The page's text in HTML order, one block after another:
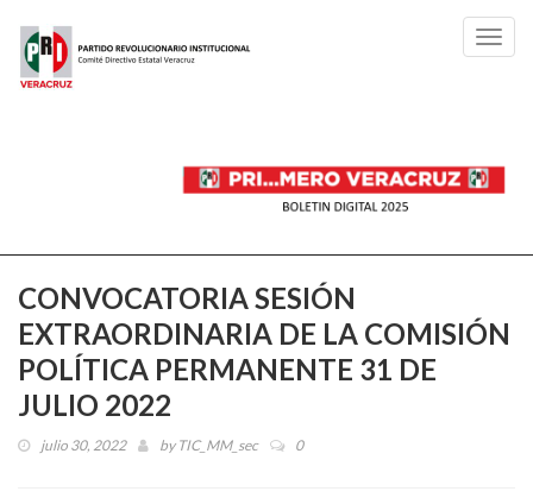
CONVOCATORIA SESIÓN
EXTRAORDINARIA DE LA COMISIÓN
POLÍTICA PERMANENTE 31 DE
JULIO 2022
julio 30, 2022 by TIC_MM_sec 0